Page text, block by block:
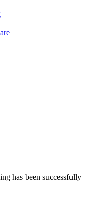
has been successfully